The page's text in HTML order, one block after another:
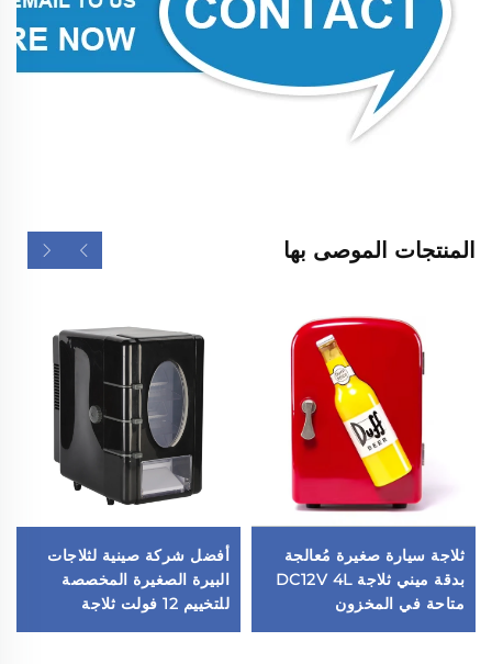
المنتجات الموصى بها
ثلاجة سيارة صغيرة مُعالجة
بدقة ميني ثلاجة DC12V 4L
متاحة في المخزون
أفضل شركة صينية لثلاجات
البيرة الصغيرة المخصصة
للتخييم 12 فولت ثلاجة
السيارة